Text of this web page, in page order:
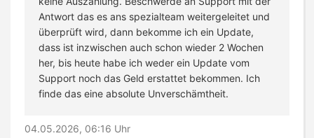
Antwort das es ans spezialteam weitergeleitet und
überprüft wird, dann bekomme ich ein Update,
dass ist inzwischen auch schon wieder 2 Wochen
her, bis heute habe ich weder ein Update vom
Support noch das Geld erstattet bekommen. Ich
finde das eine absolute Unverschämtheit.
04.05.2026, 06:16 Uhr